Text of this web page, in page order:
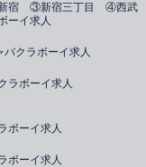
宿 ③新宿三丁目 ④西武
ーイ求人
クラボーイ求人
ラボーイ求人
ボーイ求人
ボーイ求人